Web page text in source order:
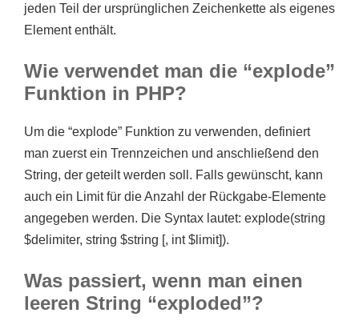
jeden Teil der ursprünglichen Zeichenkette als eigenes
Element enthält.
Wie verwendet man die “explode”
Funktion in PHP?
Um die “explode” Funktion zu verwenden, definiert
man zuerst ein Trennzeichen und anschließend den
String, der geteilt werden soll. Falls gewünscht, kann
auch ein Limit für die Anzahl der Rückgabe-Elemente
angegeben werden. Die Syntax lautet: explode(string
$delimiter, string $string [, int $limit]).
Was passiert, wenn man einen
leeren String “exploded”?